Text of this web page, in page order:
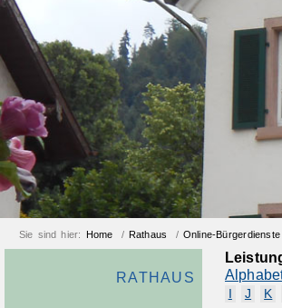
Sie sind hier: Home / Rathaus / Online-Bürgerdienste
RATHAUS
J K